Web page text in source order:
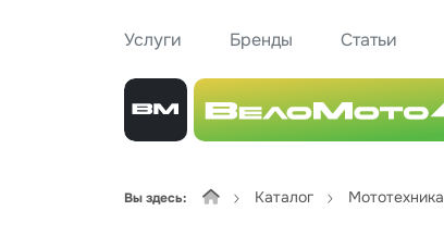
Услуги Бренды Статьи
Вы здесь: Каталог Мототехника